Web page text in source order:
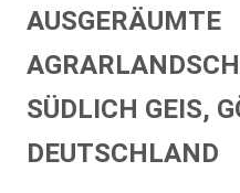
AUSGERÄUMTE
SÜDLICH GEIS,
DEUTSCHLAND